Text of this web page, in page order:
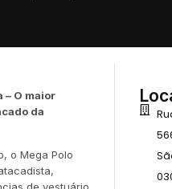
– O maior
da
o Mega Polo